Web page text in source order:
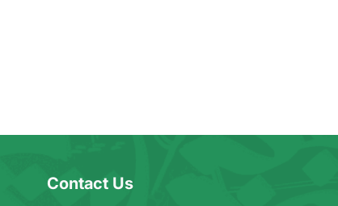
Contact Us